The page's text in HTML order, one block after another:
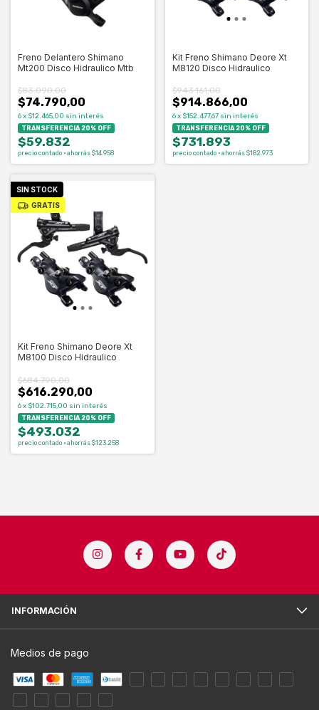
Freno Delantero Shimano
Mt200 Disco Hidraulico Mtb
$74.790,00
$83.090,00
6x $12.465,00 sin interés
TRANSFERENCIA 20% OFF
$59.832
precio contado · ahorrás $14.958
Kit Freno Shimano Deore Xt
M8120 Disco Hidraulico
$914.866,00
$943.161,00
6 x $152.477,67 sin interés
TRANSFERENCIA 20% OFF
$731.893
precio contado · ahorrás $182.973
SIN STOCK
GRATIS
Kit Freno Shimano Deore Xt
M8100 Disco Hidraulico
$616.290,00
$684.790,00
6x $102.715,00 sin interés
TRANSFERENCIA 20% OFF
$493.032
precio contado · ahorrás $123.258
INFORMACIÓN
Medios de pago